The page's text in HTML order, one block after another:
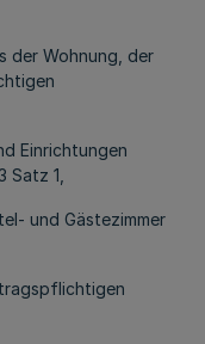
der Wohnung, der
Einrichtungen
Satz 1,
und Gästezimmer